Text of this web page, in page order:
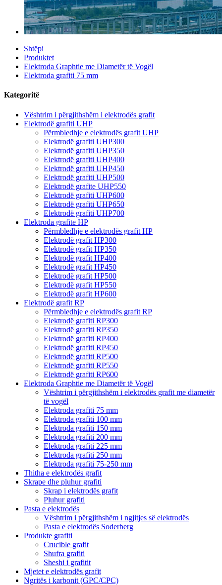
Shtëpi
Produktet
Elektroda Graphtie me Diametër të Vogël
Elektroda grafiti 75 mm
Kategoritë
Vështrim i përgjithshëm i elektrodës grafit
Elektrodë grafiti UHP
Përmbledhje e elektrodës grafit UHP
Elektrodë grafiti UHP300
Elektrodë grafiti UHP350
Elektrodë grafiti UHP400
Elektrodë grafiti UHP450
Elektrodë grafiti UHP500
Elektrodë grafite UHP550
Elektrodë grafiti UHP600
Elektrodë grafiti UHP650
Elektrodë grafiti UHP700
Elektroda grafite HP
Përmbledhje e elektrodës grafit HP
Elektrodë grafit HP300
Elektrodë grafit HP350
Elektrodë grafit HP400
Elektrodë grafit HP450
Elektrodë grafit HP500
Elektrodë grafit HP550
Elektrodë grafit HP600
Elektrodë grafit RP
Përmbledhje e elektrodës grafit RP
Elektrodë grafiti RP300
Elektrodë grafiti RP350
Elektrodë grafiti RP400
Elektrodë grafiti RP450
Elektrodë grafiti RP500
Elektrodë grafiti RP550
Elektrodë grafiti RP600
Elektroda Graphtie me Diametër të Vogël
Vështrim i përgjithshëm i elektrodës grafit me diametër
të vogël
Elektroda grafiti 75 mm
Elektroda grafiti 100 mm
Elektroda grafiti 150 mm
Elektroda grafiti 200 mm
Elektroda grafiti 225 mm
Elektroda grafiti 250 mm
Elektroda grafiti 75-250 mm
Thitha e elektrodës grafit
Skrape dhe pluhur grafiti
Skrap i elektrodës grafit
Pluhur grafiti
Pasta e elektrodës
Vështrim i përgjithshëm i ngjitjes së elektrodës
Pasta e elektrodës Soderberg
Produkte grafiti
Crucible grafit
Shufra grafiti
Sheshi i grafitit
Mjetet e elektrodës grafit
Ngritës i karbonit (GPC/CPC)